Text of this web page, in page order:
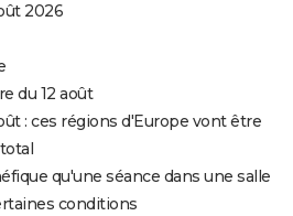
2026
du 12 août
: ces régions d'Europe vont être
qu'une séance dans une salle
conditions